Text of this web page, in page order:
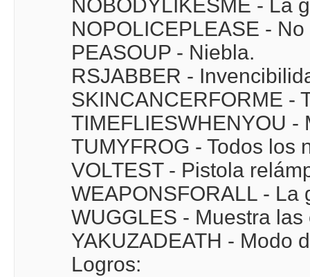
NOBODYLIKESME - La
NOPOLICEPLEASE -
PEASOUP - Niebla.
RSJABBER -
SKINCANCERFORME -
TIMEFLIESWHENYOU -
TUMYFROG - Todos los
VOLTEST - Pistola
WEAPONSFORALL - La
WUGGLES - Muestra
YAKUZADEATH - Modo
Logros: